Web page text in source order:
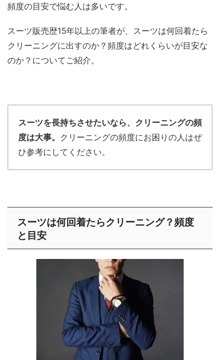
頻度の目安で悩む人は多いです。
スーツ販売歴15年以上の筆者が、スーツは何回着たら
クリーニングに出すのか？頻度はどれくらいが目安な
のか？についてご紹介。
スーツを長持ちさせたいなら、クリーニングの頻
度は大事。 クリーニングの頻度にお困りの人はぜ
ひ参考にしてください。
スーツは何回着たらクリーニング？頻度
と目安